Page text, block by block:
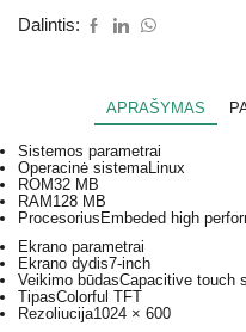
Dalintis:
APRAŠYMAS
Sistemos parametrai
Operacinė sistemaLinux
ROM32 MB
RAM 128 MB
Procesorius Embeded high
Ekrano parametrai
Ekrano dydis7-inch
Veikimo būdasCapacitive touch
TipasColorful TFT
Rezoliucija1024 × 600